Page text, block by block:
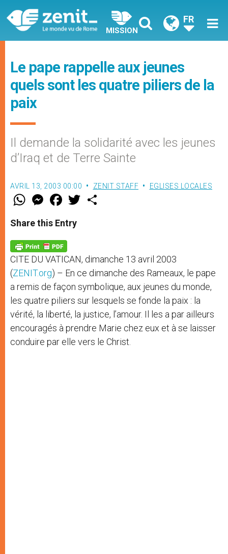
MISSION
FR
Le pape rappelle aux jeunes
quels sont les quatre piliers de la
paix
Il demande la solidarité avec les jeunes
d’Iraq et de Terre Sainte
AVRIL 13, 2003 00:00 ZENIT STAFF EGLISES LOCALES
W
t
s
p
p
M
e
s
e
g
e
r
F
a
e
b
o
k
w
Share this Entry
CITE DU VATICAN, dimanche 13 avril 2003
(ZENIT.org) – En ce dimanche des Rameaux, le pape
a remis de façon symbolique, aux jeunes du monde,
les quatre piliers sur lesquels se fonde la paix : la
vérité, la liberté, la justice, l’amour. Il les a par ailleurs
encouragés à prendre Marie chez eux et à se laisser
conduire par elle vers le Christ.